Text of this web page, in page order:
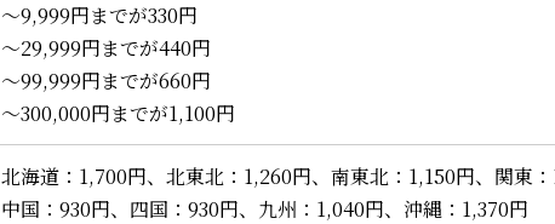
～9,999円までが330円
～29,999円までが440円
～99,999円までが660円
～300,000円までが1,100円
北海道：1,700円、北東北：1,260円、南東北：1,150円、関東
中国：930円、四国：930円、九州：1,040円、沖縄：1,370円